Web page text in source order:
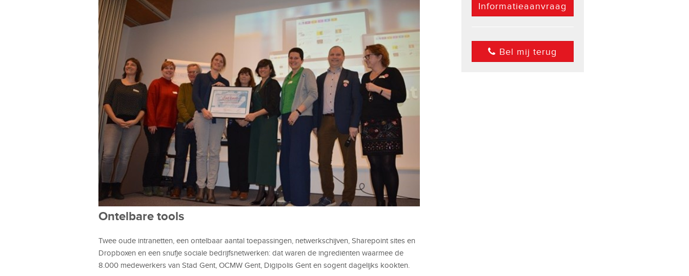
Ontelbare tools
Twee oude intranetten, een ontelbaar aantal toepassingen, netwerkschijven, Sharepoint sites en
Dropboxen en een snufje sociale bedrijfsnetwerken: dat waren de ingrediënten waarmee de
8.000 medewerkers van Stad Gent, OCMW Gent, Digipolis Gent en sogent dagelijks kookten.
Informatieaanvraag
Bel mij terug